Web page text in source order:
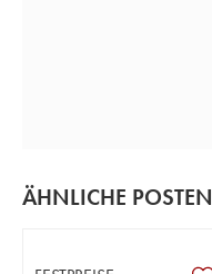
ÄHNLICHE POSTEN